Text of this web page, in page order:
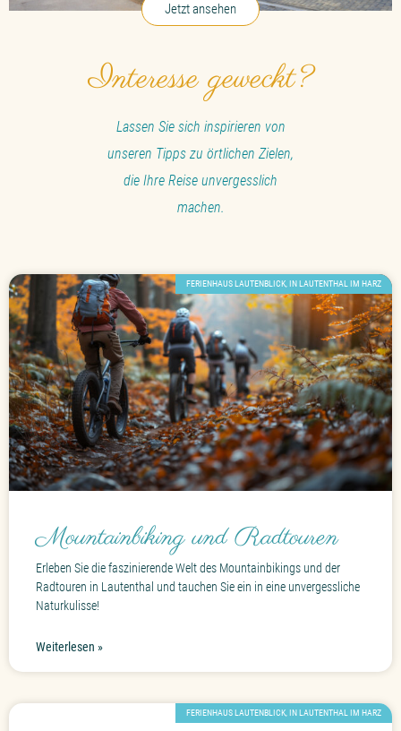
Jetzt ansehen
Interesse geweckt?
Lassen Sie sich inspirieren von
unseren Tipps zu örtlichen Zielen,
die Ihre Reise unvergesslich
machen.
FERIENHAUS LAUTENBLICK, IN LAUTENTHAL IM HARZ
Mountainbiking und Radtouren
Erleben Sie die faszinierende Welt des Mountainbikings und der
Radtouren in Lautenthal und tauchen Sie ein in eine unvergessliche
Naturkulisse!
Weiterlesen »
FERIENHAUS LAUTENBLICK, IN LAUTENTHAL IM HARZ